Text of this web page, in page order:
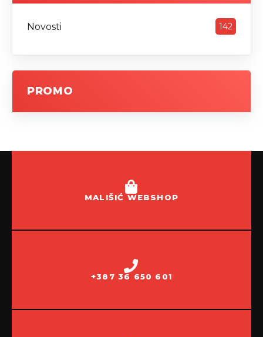
Novosti 142
PROMO
MALIŠIĆ WEBSHOP
+387 36 650 601